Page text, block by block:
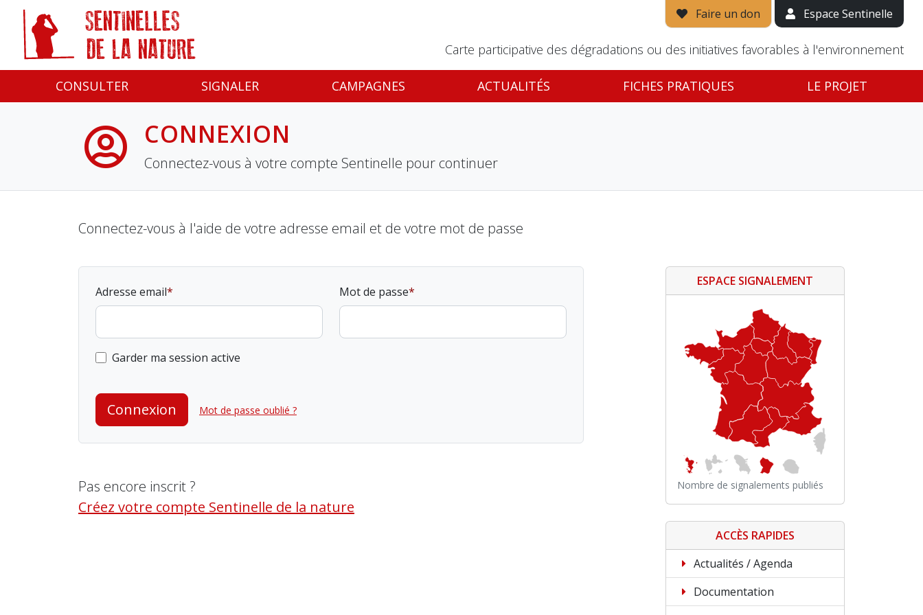
Faire un don Espace Sentinelle
Carte participative des dégradations ou des initiatives favorables à l'environnement
CONSULTER SIGNALER CAMPAGNES ACTUALITÉS FICHES PRATIQUES LE PROJET
CONNEXION
Connectez-vous à votre compte Sentinelle pour continuer
Connectez-vous à l'aide de votre adresse email et de votre mot de passe
Adresse email Mot de passe
Garder ma session active
Connexion Mot de passe oublié ?
Pas encore inscrit ?
Créez votre compte Sentinelle de la nature
ESPACE SIGNALEMENT
Nombre de signalements publiés
ACCÈS RAPIDES
Actualités / Agenda
Documentation
Panneau de gestion des cookies